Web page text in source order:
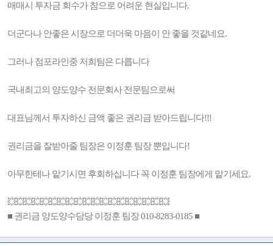
매매시 투자금 회수가 참으로 어려운 현실입니다.
더군다나 안좋은 시장으로 더더욱 마음이 안 좋을 것같네요.
그러나 점포라인중 저희팀은 다릅니다
국내최고의 양도양수 전문회사 전문팀으로써
대표님께서 투자하신 금액 좋은 권리금 받아드립니다!!!
권리금을 잘받아줄 팀장은 이정훈 팀장 뿐입니다!
아무한테나 맡기시면 후회하십니다 꼭 이정훈 팀장에게 맡기세요.
💥💥💥💥💥💥💥💥💥💥💥💥💥💥💥💥💥💥💥
■ 권리금 양도양수담당 이정훈 팀장 010-8283-0185 ■